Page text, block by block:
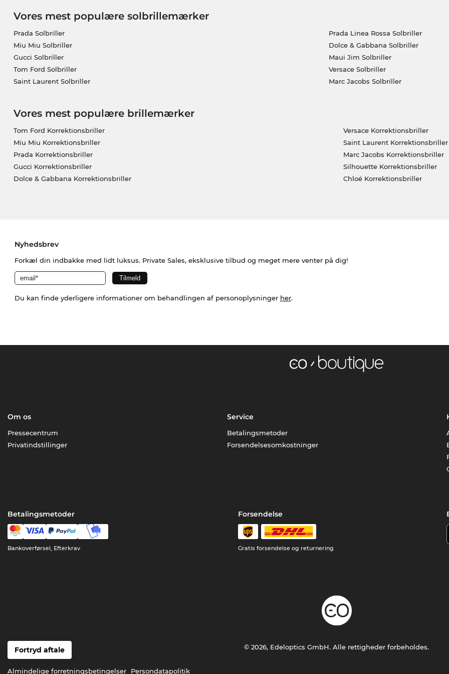
Vores mest populære solbrillemærker
Prada Solbriller
Miu Miu Solbriller
Gucci Solbriller
Tom Ford Solbriller
Saint Laurent Solbriller
Prada Linea Rossa Solbriller
Dolce & Gabbana Solbriller
Maui Jim Solbriller
Versace Solbriller
Marc Jacobs Solbriller
Vores mest populære brillemærker
Tom Ford Korrektionsbriller
Miu Miu Korrektionsbriller
Prada Korrektionsbriller
Gucci Korrektionsbriller
Dolce & Gabbana Korrektionsbriller
Versace Korrektionsbriller
Saint Laurent Korrektionsbriller
Marc Jacobs Korrektionsbriller
Silhouette Korrektionsbriller
Chloé Korrektionsbriller
Nyhedsbrev
Forkæl din indbakke med lidt luksus. Private Sales, eksklusive tilbud og meget mere venter på dig!
Du kan finde yderligere informationer om behandlingen af personoplysninger her.
Om os
Pressecentrum
Privatindstillinger
Service
Betalingsmetoder
Forsendelsesomkostninger
Betalingsmetoder
Bankoverførsel, Efterkrav
Forsendelse
Gratis forsendelse og returnering
Fortryd aftale
Almindelige forretningsbetingelser Persondatapolitik
© 2026, Edeloptics GmbH. Alle rettigheder forbeholdes.